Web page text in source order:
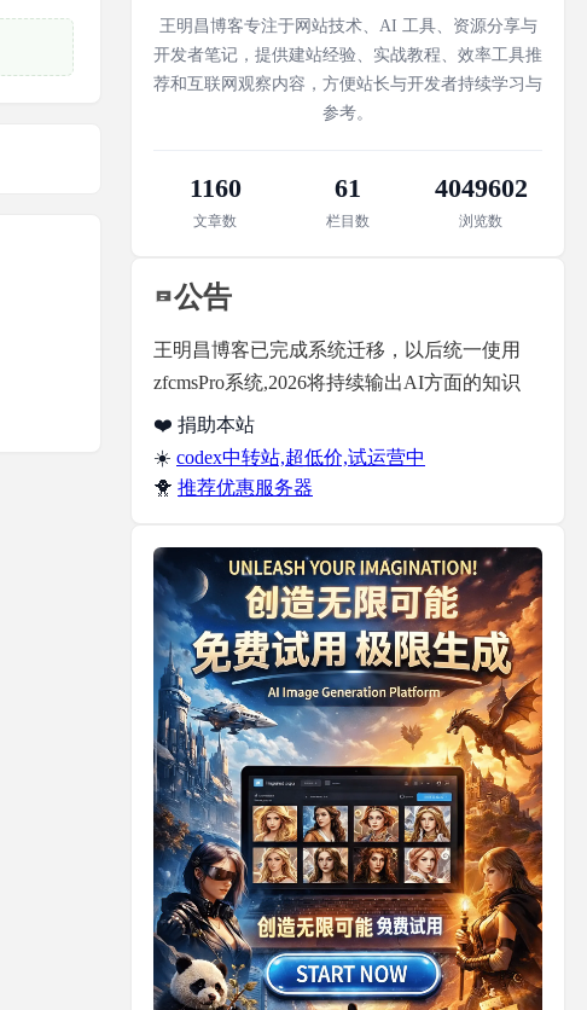
王明昌博客专注于网站技术、AI 工具、资源分享与
开发者笔记，提供建站经验、实战教程、效率工具推
荐和互联网观察内容，方便站长与开发者持续学习与
参考。
1160
文章数
61
栏目数
4049602
浏览数
公告
王明昌博客已完成系统迁移，以后统一使用
zfcmsPro系统,2026将持续输出AI方面的知识
❤️ 捐助本站
☀️ codex中转站,超低价,试运营中
🐥 推荐优惠服务器